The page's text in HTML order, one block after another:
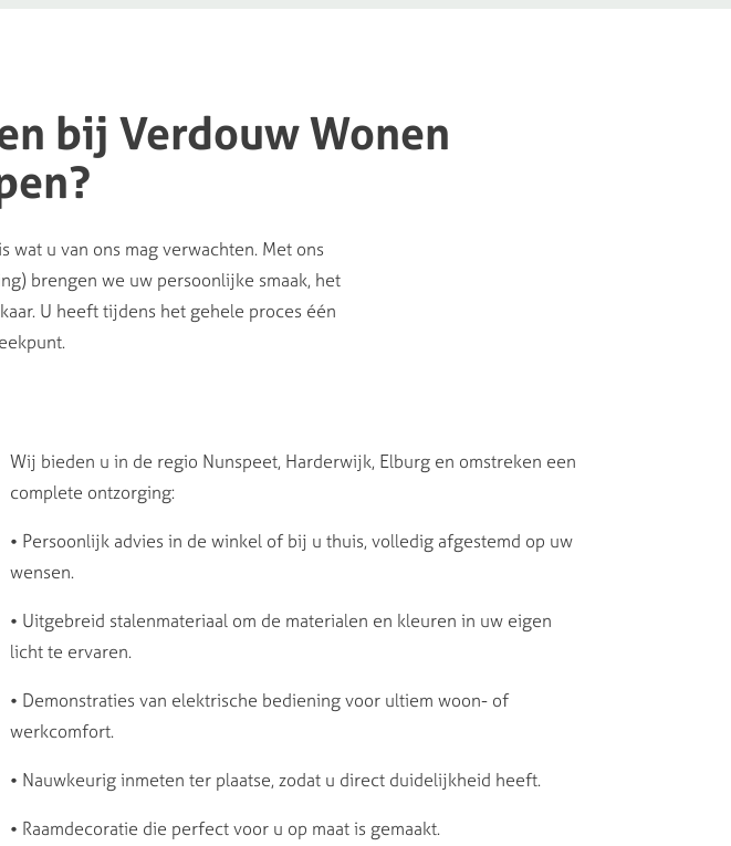
bij VerdouwWonen
wat u van ons mag verwachten. Met ons
brengen we uw persoonlijke smaak, het
U heeft tijdens het gehele proces één
Wij bieden u in de regio Nunspeet, Harderwijk, Elburg en omstreken een
complete ontzorging:
• Persoonlijk advies in de winkel of bij u thuis, volledig afgestemd op uw
wensen.
• Uitgebreid stalenmateriaal om de materialen en kleuren in uw eigen
licht te ervaren.
• Demonstraties van elektrische bediening voor ultiem woon- of
werkcomfort.
• Nauwkeurig inmeten ter plaatse, zodat u direct duidelijkheid heeft.
• Raamdecoratie die perfect voor u op maat is gemaakt.